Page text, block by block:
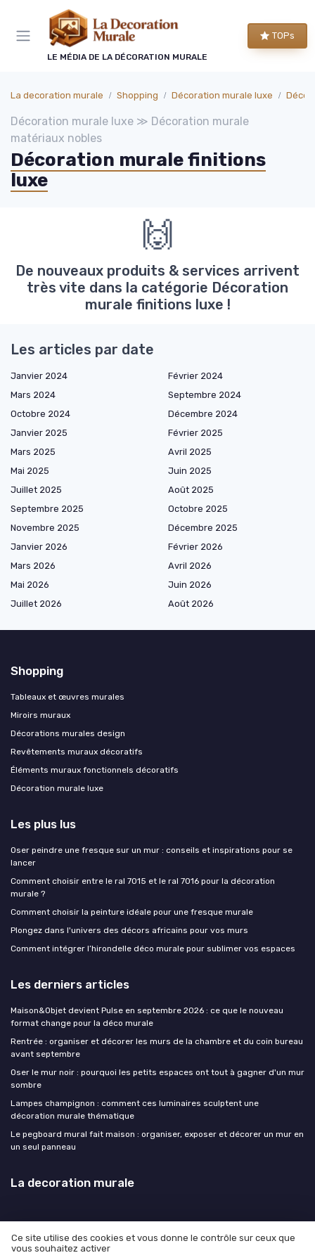
LE MÉDIA DE LA DÉCORATION MURALE
TOPs
La decoration murale Shopping Décoration murale luxe
Décoration murale luxe ≫ Décoration murale
matériaux nobles
Décoration murale finitions
luxe
🙌
De nouveaux produits & services arrivent
très vite dans la catégorie Décoration
murale finitions luxe !
Les articles par date
Janvier 2024
Février 2024
Mars 2024
Septembre 2024
Octobre 2024
Décembre 2024
Janvier 2025
Février 2025
Mars 2025
Avril 2025
Mai 2025
Juin 2025
Juillet 2025
Août 2025
Septembre 2025
Octobre 2025
Novembre 2025
Décembre 2025
Janvier 2026
Février 2026
Mars 2026
Avril 2026
Mai 2026
Juin 2026
Juillet 2026
Août 2026
Shopping
Tableaux et œuvres murales
Miroirs muraux
Décorations murales design
Revêtements muraux décoratifs
Éléments muraux fonctionnels décoratifs
Décoration murale luxe
Les plus lus
Oser peindre une fresque sur un mur : conseils et inspirations pour se
lancer
Comment choisir entre le ral 7015 et le ral 7016 pour la décoration
murale ?
Comment choisir la peinture idéale pour une fresque murale
Plongez dans l'univers des décors africains pour vos murs
Comment intégrer l’hirondelle déco murale pour sublimer vos espaces
Les derniers articles
Maison&Objet devient Pulse en septembre 2026 : ce que le nouveau
format change pour la déco murale
Rentrée : organiser et décorer les murs de la chambre et du coin bureau
avant septembre
Oser le mur noir : pourquoi les petits espaces ont tout à gagner d'un mur
sombre
Lampes champignon : comment ces luminaires sculptent une
décoration murale thématique
Le pegboard mural fait maison : organiser, exposer et décorer un mur en
un seul panneau
La decoration murale
Mentions légales
Panneau de gestion des cookies
Ce site utilise des cookies et vous donne le contrôle sur ceux que
vous souhaitez activer